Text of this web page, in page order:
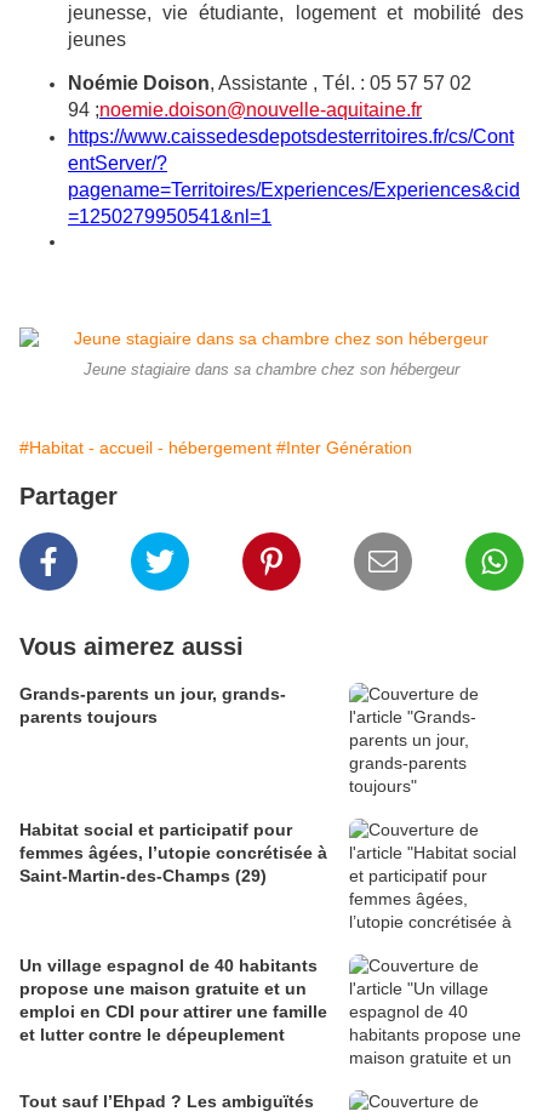
jeunesse, vie étudiante, logement et mobilité des
jeunes
Noémie Doison, Assistante , Tél. : 05 57 57 02
94 ;noemie.doison@nouvelle-aquitaine.fr
https://www.caissedesdepotsdesterritoires.fr/cs/Cont
entServer/?
pagename=Territoires/Experiences/Experiences&cid
=1250279950541&nl=1
Jeune stagiaire dans sa chambre chez son hébergeur
#Habitat - accueil - hébergement #Inter Génération
Partager
Vous aimerez aussi
Grands-parents un jour, grands-
parents toujours
Habitat social et participatif pour
femmes âgées, l’utopie concrétisée à
Saint-Martin-des-Champs (29)
Un village espagnol de 40 habitants
propose une maison gratuite et un
emploi en CDI pour attirer une famille
et lutter contre le dépeuplement
Tout sauf l’Ehpad ? Les ambiguïtés